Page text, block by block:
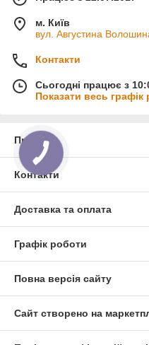
м. Київ
вул. Августина
Контакти
Сьогодні працює з
Показати весь графік
Про нас
Контакти
Доставка та оплата
Графік роботи
Повна версія сайту
Сайт створено на